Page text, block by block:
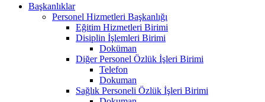
Başkanlıklar
Personel Hizmetleri Başkanlığı
Eğitim Hizmetleri Birimi
Disiplin İşlemleri Birimi
Doküman
Diğer Personel Özlük İşleri Birimi
Telefon
Dokuman
Sağlık Personeli Özlük İşleri Birimi